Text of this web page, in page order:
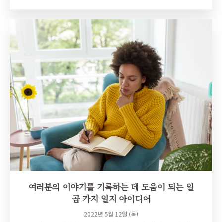
여러분의 이야기를 기록하는 데 도움이 되는 일
곱 가지 일지 아이디어
2022년 5월 12일 (목)